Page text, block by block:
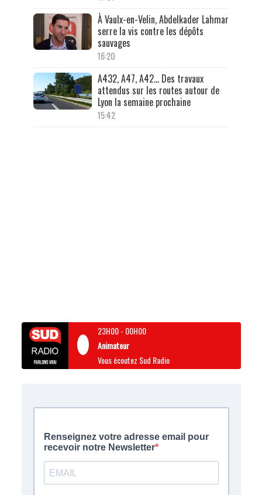
À Vaulx-en-Velin, Abdelkader Lahmar
serre la vis contre les dépôts
sauvages
16:20
A432, A47, A42… Des travaux
attendus sur les routes autour de
Lyon la semaine prochaine
15:42
23H00- 00H00
Animateur
Vous écoutez Sud Radio